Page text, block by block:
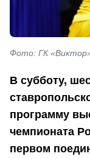
Фото: ГК
В субботу,
программу
чемпионата
первом